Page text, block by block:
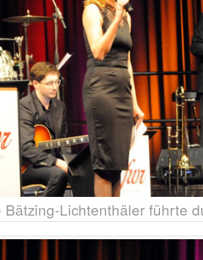
Bätzing-Lichtenthäler führte